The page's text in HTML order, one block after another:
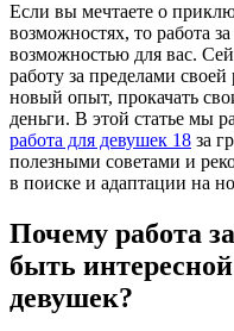
Если вы мечтаете о
возможностях, то работа
возможностью для вас.
работу за пределами
новый опыт, прокачать
деньги. В этой статье мы
работа для девушек 18 за
полезными советами и
в поиске и адаптации на
Почему работа
быть
девушек?